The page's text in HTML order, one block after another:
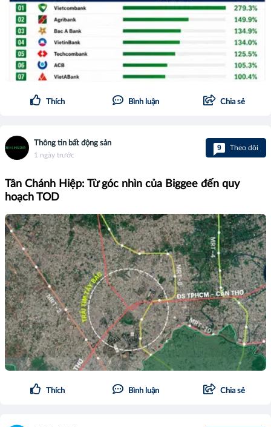
Thích Bình luận Chia sẻ
Thông tin bất động sản
1 ngày trước
9 Theo dõi
Tân Chánh Hiệp: Từ góc nhìn của Biggee đến quy
hoạch TOD
Thích Bình luận Chia sẻ